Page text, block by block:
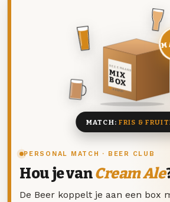
PERSONAL MATCH · BEER CLUB
Hou je vanCream Ale
De Beer koppelt je aan een box
DEZE MAAND
MIX
BOX
8 BIEREN
MATCH: FRIS &